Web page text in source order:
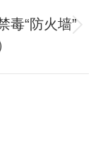
毒“防火墙”